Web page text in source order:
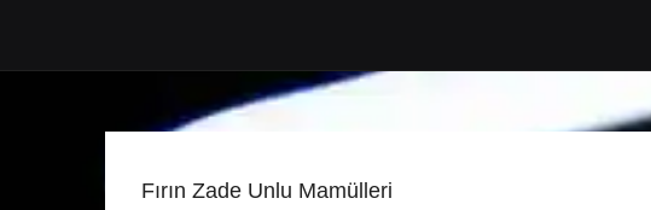
Fırın Zade Unlu Mamülleri